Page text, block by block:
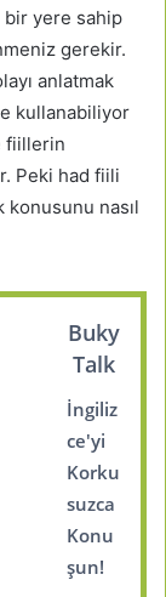
bir yere sahip
gerekir.
anlatmak
kullanabiliyor
fiillerin
Peki had fiili
konusunu nasıl
Buky
Talk
İngiliz
ce'yi
Korku
suzca
Konu
şun!